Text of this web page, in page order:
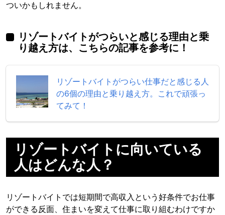
ついかもしれません。
リゾートバイトがつらいと感じる理由と乗
り越え方は、こちらの記事を参考に！
リゾートバイトがつらい仕事だと感じる人
の6個の理由と乗り越え方。これで頑張っ
てみて！
リゾートバイトに向いている
人はどんな人？
リゾートバイトでは短期間で高収入という好条件でお仕事
ができる反面、住まいを変えて仕事に取り組むわけですか